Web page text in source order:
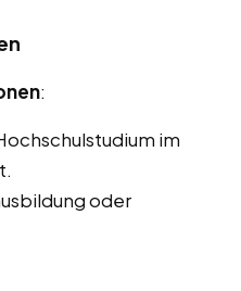
:
im
oder